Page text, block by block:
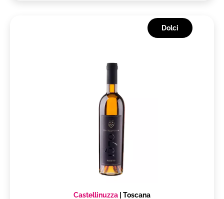
Dolci
Castellinuzza Toscana